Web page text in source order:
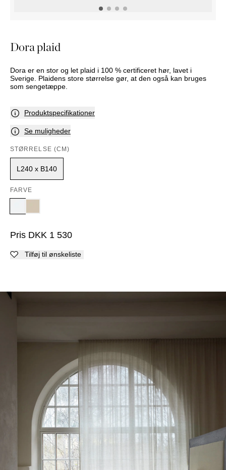
Dora plaid
Dora er en stor og let plaid i 100 % certificeret hør, lavet i
Sverige. Plaidens store størrelse gør, at den også kan bruges
som sengetæppe.
Produktspecifikationer
Se muligheder
STØRRELSE (CM)
L240 x B140
FARVE
Pris DKK 1 530
Tilføj til ønskeliste